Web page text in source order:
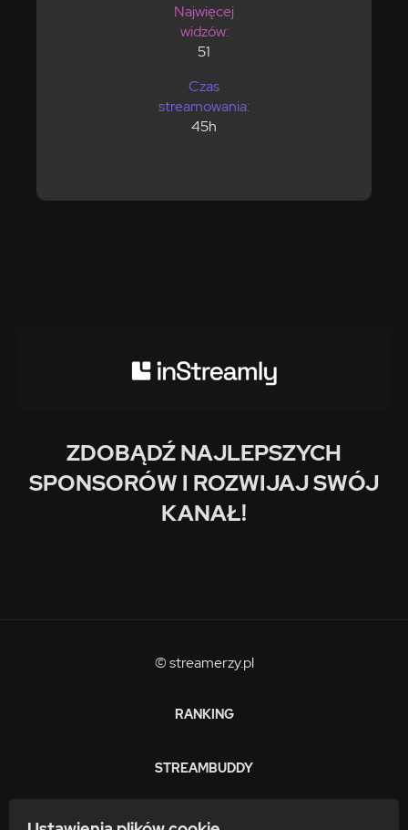
Najwięcej
widzów:
51
Czas
streamowania:
45h
ZDOBĄDŹ NAJLEPSZYCH
SPONSORÓW I ROZWIJAJ SWÓJ
KANAŁ!
© streamerzy.pl
RANKING
STREAMBUDDY
ZARABIAJ